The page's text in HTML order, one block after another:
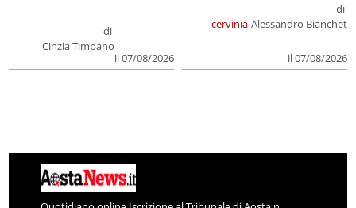
di
Cinzia Timpano
il 07/08/2026
cervinia
di
Alessandro Bianchet
il 07/08/2026